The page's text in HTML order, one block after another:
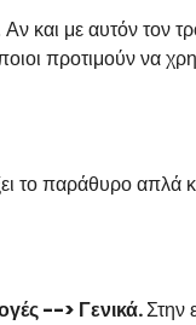
και με αυτόν τον
προτιμούν να
το παράθυρο απλά
--> Γενικά.Στην